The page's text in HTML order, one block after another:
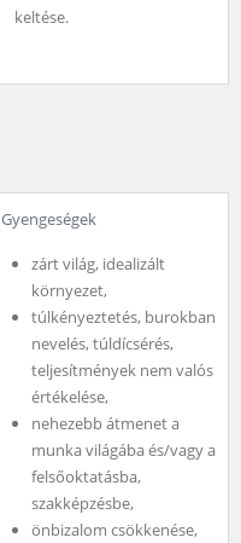
keltése.
Gyengeségek
zárt világ, idealizált
környezet,
túlkényeztetés, burokban
nevelés, túldícsérés,
teljesítmények nem valós
értékelése,
nehezebb átmenet a
munka világába és/vagy a
felsőoktatásba,
szakképzésbe,
önbizalom csökkenése,